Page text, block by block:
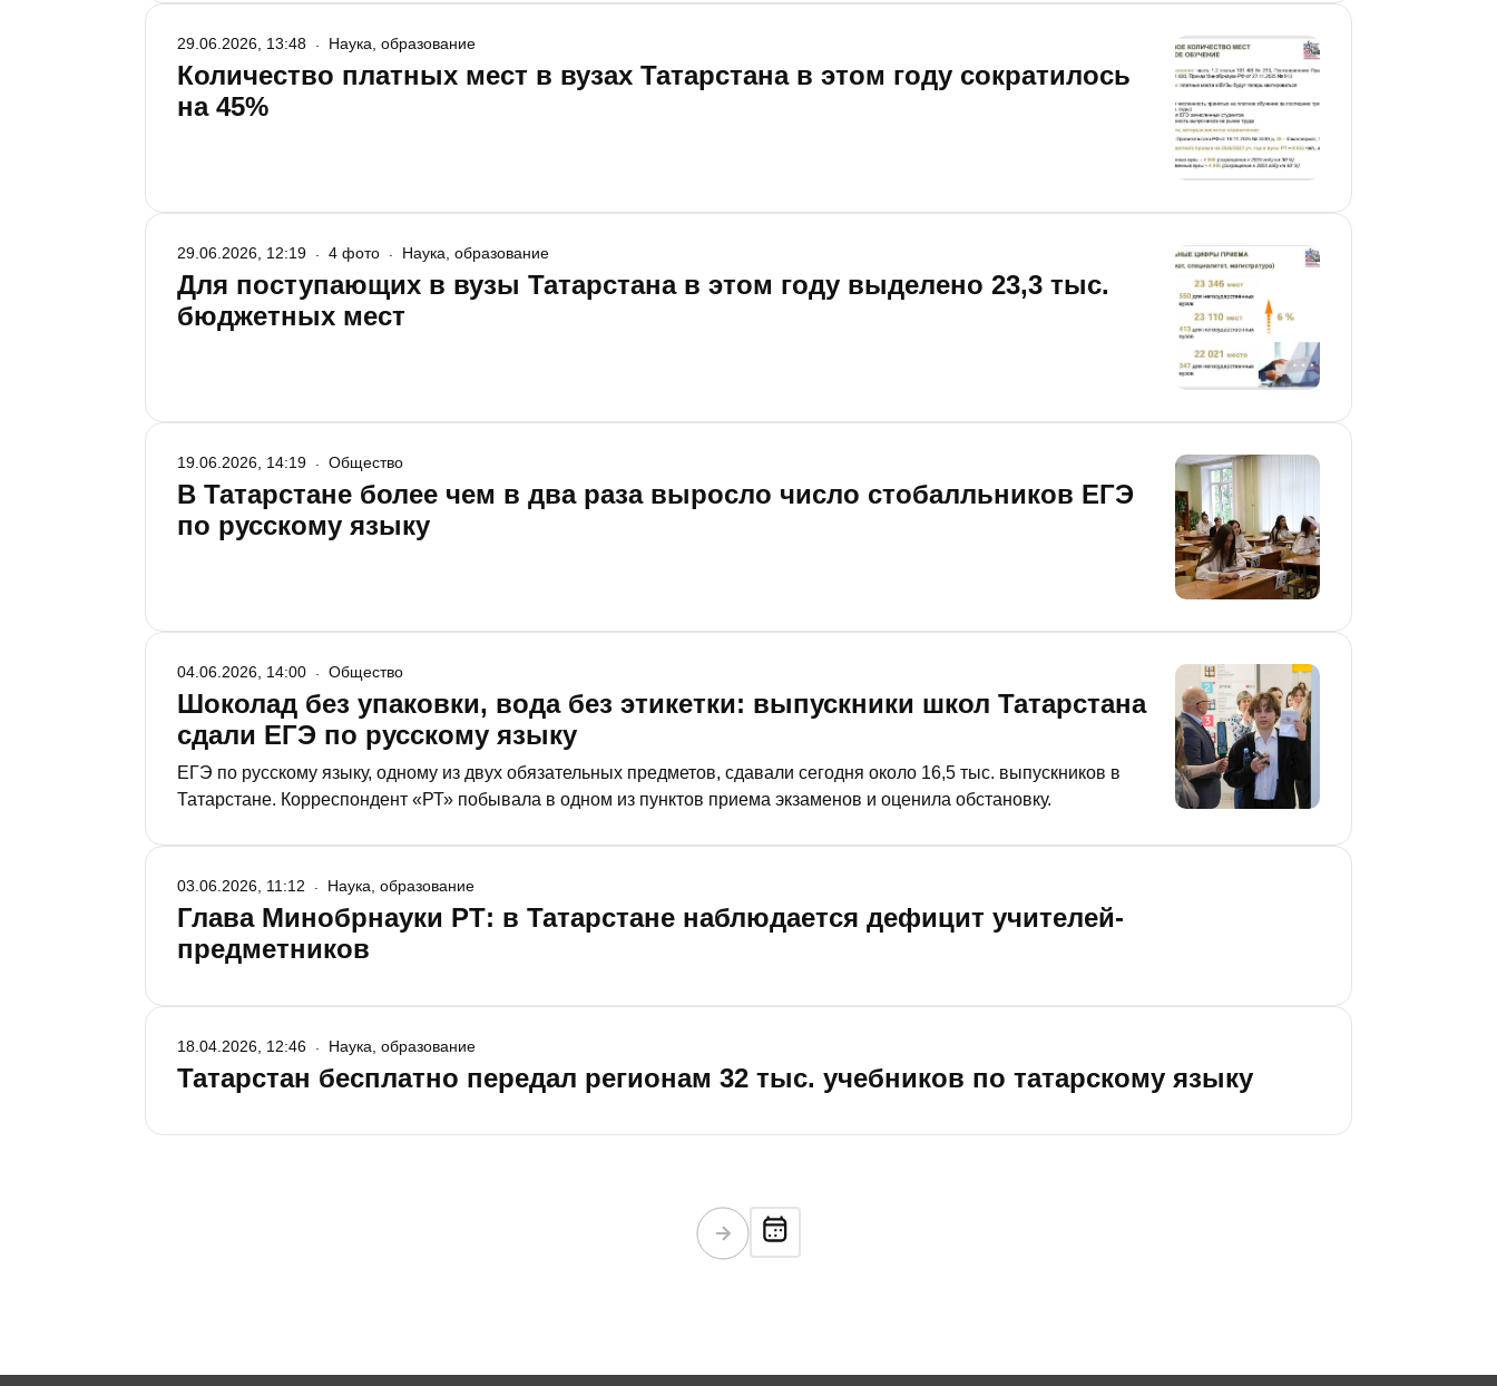
ректоры и проректоры ведущих вузов республики.
Количество платных мест в вузах Татарстана в этом году сократилось
на 45%
29.06.2026, 13:48 Наука, образование
Для поступающих в вузы Татарстана в этом году выделено 23,3 тыс.
бюджетных мест
29.06.2026, 12:19 4 фото Наука, образование
В Татарстане более чем в два раза выросло число стобалльников ЕГЭ
по русскому языку
19.06.2026, 14:19 Общество
Шоколад без упаковки, вода без этикетки: выпускники школ Татарстана
сдали ЕГЭ по русскому языку
ЕГЭ по русскому языку, одному из двух обязательных предметов, сдавали сегодня около 16,5 тыс. выпускников в
Татарстане. Корреспондент «РТ» побывала в одном из пунктов приема экзаменов и оценила обстановку.
04.06.2026, 14:00 Общество
Глава Минобрнауки РТ: в Татарстане наблюдается дефицит учителей-
предметников
03.06.2026, 11:12 Наука, образование
Татарстан бесплатно передал регионам 32 тыс. учебников по татарскому языку
18.04.2026, 12:46 Наука, образование